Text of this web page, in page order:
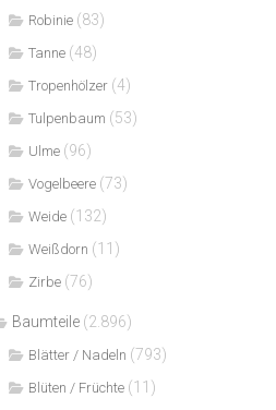
Robinie (83)
Tanne (48)
Tropenhölzer (4)
Tulpenbaum (53)
Ulme (96)
Vogelbeere (73)
Weide (132)
Weißdorn (11)
Zirbe (76)
Baumteile (2.896)
Blätter / Nadeln (793)
Blüten / Früchte (11)